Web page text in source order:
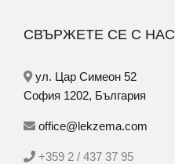
СВЪРЖЕТЕ СЕ С НАС
ул. Цар Симеон 52
София 1202, България
office@lekzema.com
+359 2 / 437 37 95